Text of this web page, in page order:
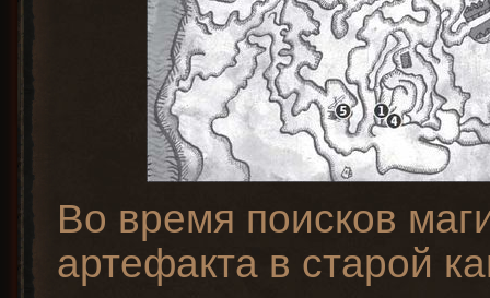
Во время поисков
артефакта в старой